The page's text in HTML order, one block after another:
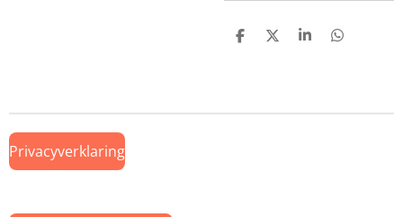
D
D
S
D
Privacyverklaring